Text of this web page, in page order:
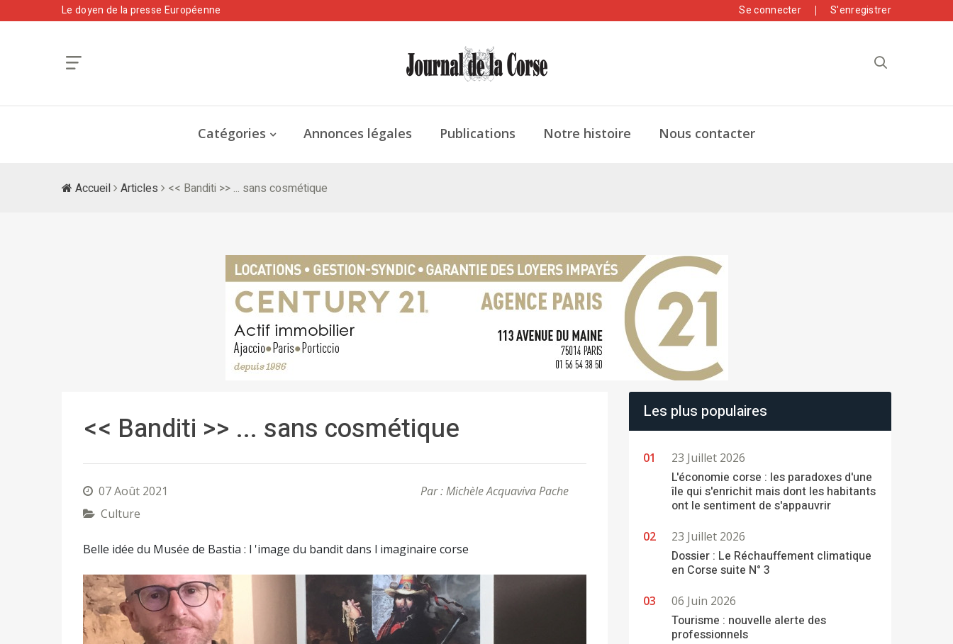
Le doyen de la presse Européenne Se connecter S'enregistrer
Catégories Annonces légales Publications Notre histoire Nous contacter
Accueil Articles << Banditi >> ... sans cosmétique
<< Banditi >> ... sans cosmétique
07 Août 2021
Par : Michèle Acquaviva Pache
Culture
Belle idée du Musée de Bastia : l 'image du bandit dans l imaginaire corse
Les plus populaires
23 Juillet 2026
L'économie corse : les paradoxes d'une
île qui s'enrichit mais dont les habitants
ont le sentiment de s'appauvrir
23 Juillet 2026
Dossier : Le Réchauffement climatique
en Corse suite N° 3
06 Juin 2026
Tourisme : nouvelle alerte des
professionnels